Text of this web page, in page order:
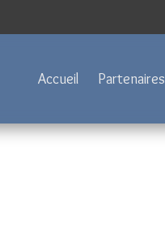
Accueil Partenaires